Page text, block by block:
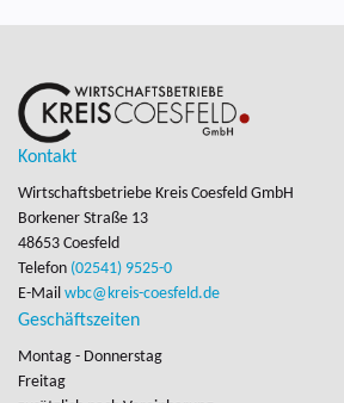
Kontakt
Wirtschaftsbetriebe Kreis Coesfeld GmbH
Borkener Straße 13
48653 Coesfeld
Telefon (02541) 9525-0
E-Mail wbc@kreis-coesfeld.de
Geschäftszeiten
Montag - Donnerstag
Freitag